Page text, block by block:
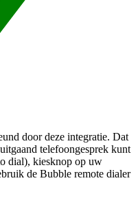
door deze integratie. Dat
telefoongesprek kunt
dial), kiesknop op uw
de Bubble remote dialer